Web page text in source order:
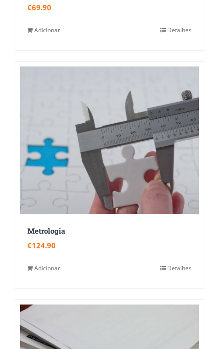
€69.90
Adicionar Detalhes
Metrologia
€124.90
Adicionar Detalhes